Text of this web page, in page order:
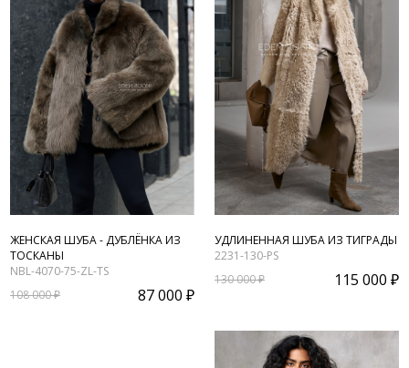
ЖЕНСКАЯ ШУБА - ДУБЛЁНКА ИЗ
ТОСКАНЫ
NBL-4070-75-ZL-TS
108 000 ₽
87 000 ₽
УДЛИНЕННАЯ ШУБА ИЗ ТИГРАДЫ
2231-130-PS
130 000 ₽
115 000 ₽